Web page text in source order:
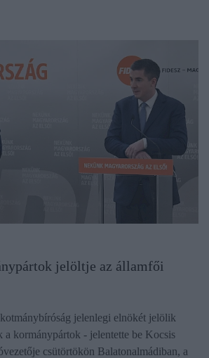
jelöltje az államfői
jelenlegi elnökét jelölik
a kormánypártok - jelentette be Kocsis
csütörtökön Balatonalmádiban, a